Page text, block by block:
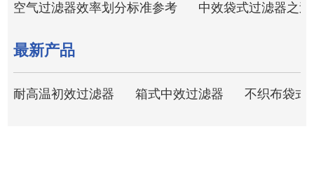
空气过滤器效率划分标准参考 中效袋式过滤器之
最新产品
耐高温初效过滤器 箱式中效过滤器 不织布袋式